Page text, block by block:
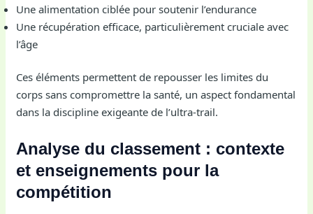
Une alimentation ciblée pour soutenir l’endurance
Une récupération efficace, particulièrement cruciale avec
l’âge
Ces éléments permettent de repousser les limites du
corps sans compromettre la santé, un aspect fondamental
dans la discipline exigeante de l’ultra-trail.
Analyse du classement : contexte
et enseignements pour la
compétition